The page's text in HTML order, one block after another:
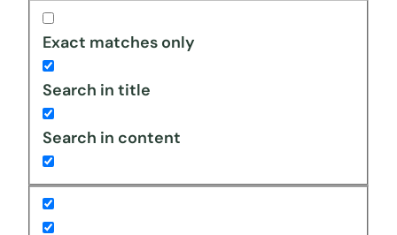
Exact matches only
Search in title
Search in content